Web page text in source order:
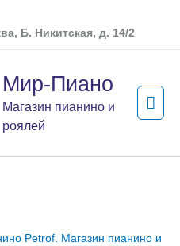
Б. Никитская, д. 14/2
Мир-Пиано
Магазин пианино и
роялей